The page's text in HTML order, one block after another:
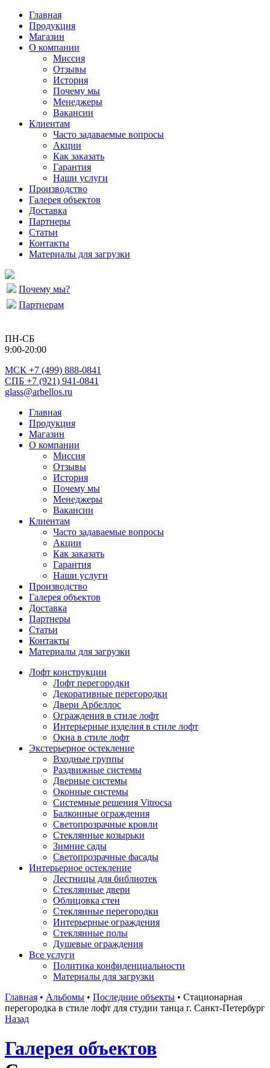
Главная
Продукция
Магазин
О компании
Миссия
Отзывы
История
Почему мы
Менеджеры
Вакансии
Клиентам
Часто задаваемые вопросы
Акции
Как заказать
Гарантия
Наши услуги
Производство
Галерея объектов
Доставка
Партнеры
Статьи
Контакты
Материалы для загрузки
Почему мы?
Партнерам
ПН-СБ
9:00-20:00
МСК +7 (499) 888-0841
СПБ +7 (921) 941-0841
glass@arbellos.ru
Главная
Продукция
Магазин
О компании
Миссия
Отзывы
История
Почему мы
Менеджеры
Вакансии
Клиентам
Часто задаваемые вопросы
Акции
Как заказать
Гарантия
Наши услуги
Производство
Галерея объектов
Доставка
Партнеры
Статьи
Контакты
Материалы для загрузки
Лофт конструкции
Лофт перегородки
Декоративные перегородки
Двери Арбеллос
Ограждения в стиле лофт
Интерьерные изделия в стиле лофт
Окна в стиле лофт
Экстерьерное остекление
Входные группы
Раздвижные системы
Дверные системы
Оконные системы
Системные решения Vitrocsa
Балконные ограждения
Светопрозрачные кровли
Стеклянные козырьки
Зимние сады
Светопрозрачные фасады
Интерьерное остекление
Лестницы для библиотек
Стеклянные двери
Облицовка стен
Стеклянные перегородки
Интерьерные ограждения
Стеклянные полы
Душевые ограждения
Все услуги
Политика конфиденциальности
Материалы для загрузки
Главная • Альбомы • Последние объекты • Стационарная
перегородка в стиле лофт для студии танца г. Санкт-Петербург
Назад
Галерея объектов